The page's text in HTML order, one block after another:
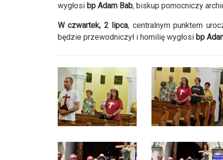
wygłosi bp Adam Bab, biskup pomocniczy
W czwartek, 2 lipca, centralnym punktem
będzie przewodniczył i homilię wygłosi bp